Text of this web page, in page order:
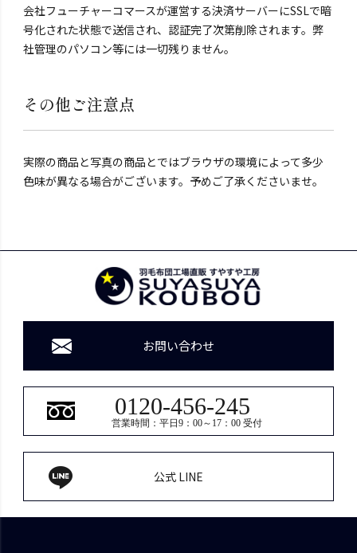
会社フューチャーコマースが運営する決済サーバーにSSLで暗
号化された状態で送信され、認証完了次第削除されます。弊
社管理のパソコン等には一切残りません。
その他ご注意点
実際の商品と写真の商品とではブラウザの環境によって多少
色味が異なる場合がございます。予めご了承くださいませ。
お問い合わせ
0120-456-245
営業時間：平日9：00～17：00 受付
公式 LINE